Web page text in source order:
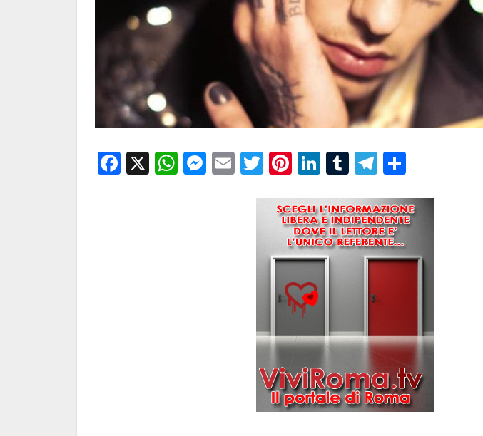
Facebook
X WhatsApp
Messenger
EmailTwitter
Pinterest
LinkedIn
TumblrTelegram